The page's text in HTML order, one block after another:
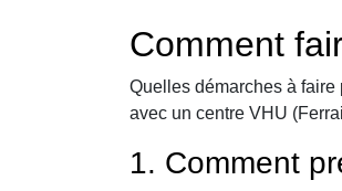
Comment
Quelles démarches à
avec un centre VHU
1. Comment